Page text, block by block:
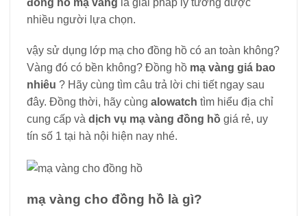
nhiều người lựa chọn.
vậy sử dụng lớp mạ cho đồng hồ có an toàn không?
Vàng đó có bền không? Đồng hồ mạ vàng giá bao
nhiêu ? Hãy cùng tìm câu trả lời chi tiết ngay sau
đây. Đồng thời, hãy cùng alowatch tìm hiểu địa chỉ
cung cấp và dịch vụ mạ vàng đồng hồ giá rẻ, uy
tín số 1 tại hà nội hiện nay nhé.
mạ vàng cho đồng hồ là gì?